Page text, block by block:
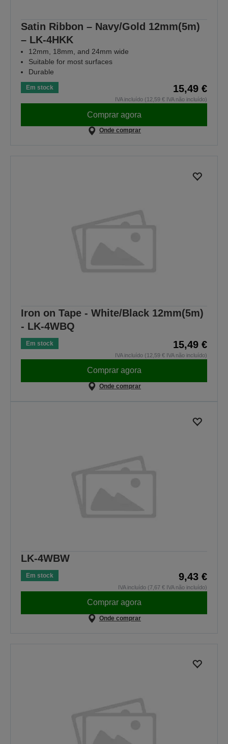
Satin Ribbon – Navy/Gold 12mm(5m)
– LK-4HKK
12mm, 18mm, and 24mm wide
Suitable for most surfaces
Durable
Em stock 15,49 €
IVA incluído (12,59 € IVA não incluído)
Comprar agora
Onde comprar
Iron on Tape - White/Black 12mm(5m)
- LK-4WBQ
Em stock 15,49 €
IVA incluído (12,59 € IVA não incluído)
Comprar agora
Onde comprar
LK-4WBW
Em stock 9,43 €
IVA incluído (7,67 € IVA não incluído)
Comprar agora
Onde comprar